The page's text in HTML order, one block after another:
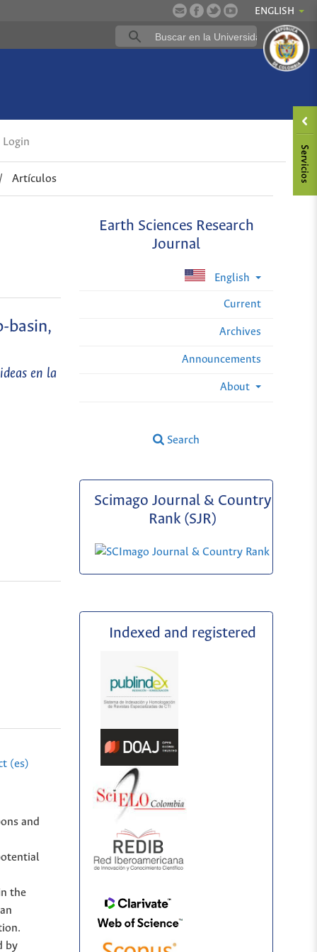
ENGLISH
Login
/ Artículos
Earth Sciences Research
Journal
English
Current
Archives
Announcements
About
Search
basin,
en la
(es)
and
the
by
Scimago Journal & Country
Rank (SJR)
Indexed and registered